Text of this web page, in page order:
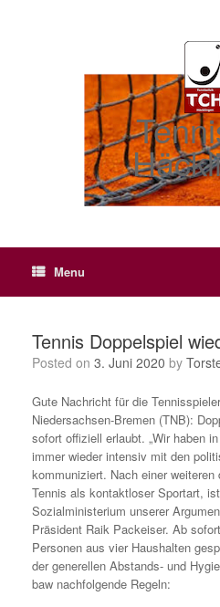
Menu
Tennis Doppelspiel
Posted on 3. Juni 2020 by
Gute Nachricht für die
Niedersachsen-Bremen (TNB):
sofort offiziell erlaubt. „Wir haben
immer wieder intensiv mit den
kommuniziert. Nach einer
Tennis als kontaktloser Sportart,
Sozialministerium unserer
Präsident Raik Packeiser. Ab
Personen aus vier Haushalten
der generellen Abstands- und
baw nachfolgende Regeln: